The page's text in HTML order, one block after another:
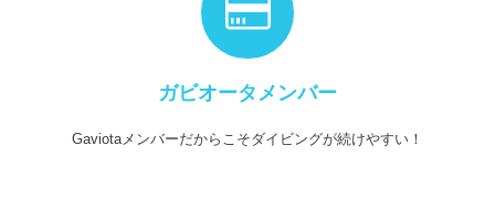
ガビオータメンバー
Gaviotaメンバーだからこそダイビングが続けやすい！